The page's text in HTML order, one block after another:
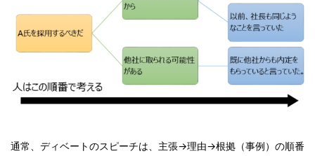
通常、ディベートのスピーチは、主張→理由→根拠（事例）の順番